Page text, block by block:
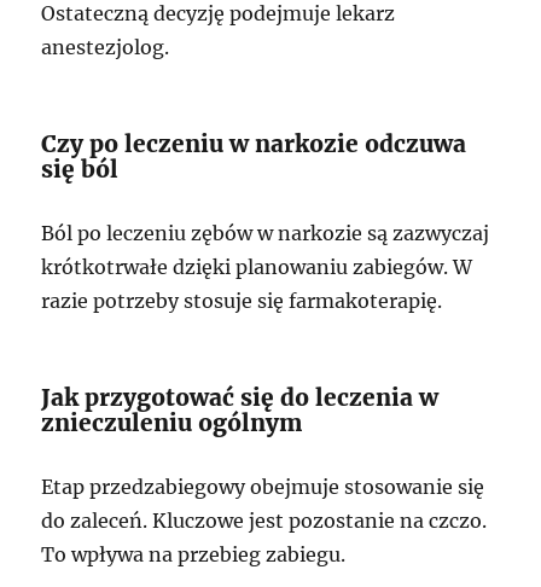
Ostateczną decyzję podejmuje lekarz
anestezjolog.
Czy po leczeniu w narkozie odczuwa
się ból
Ból po leczeniu zębów w narkozie są zazwyczaj
krótkotrwałe dzięki planowaniu zabiegów. W
razie potrzeby stosuje się farmakoterapię.
Jak przygotować się do leczenia w
znieczuleniu ogólnym
Etap przedzabiegowy obejmuje stosowanie się
do zaleceń. Kluczowe jest pozostanie na czczo.
To wpływa na przebieg zabiegu.